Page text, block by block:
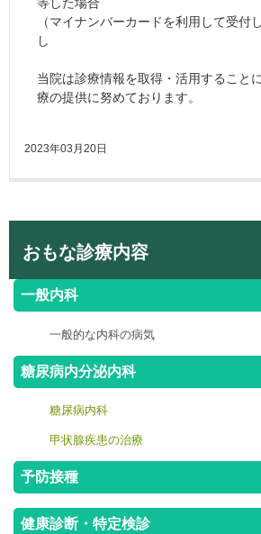
（マイナンバーカードを利用して受
し
当院は診療情報を取得・活用すること
療の提供に努めております。
2023年03月20日
おもな診療内容
一般内科
一般的な内科の病気
糖尿病内分泌内科
糖尿病内科
甲状腺疾患の治療
予防接種
健康診断・特定検診